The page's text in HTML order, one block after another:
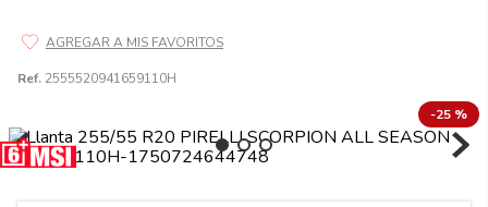
Ref. 2555520941659110H
-25 %
7.195 65 15